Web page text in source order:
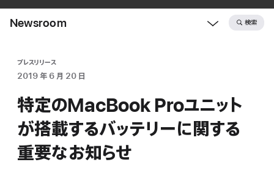
Newsroom 検索
プレスリリース
2019 年 6 月 20 日
特定のMacBook Proユニット
が搭載するバッテリーに関する
重要なお知らせ